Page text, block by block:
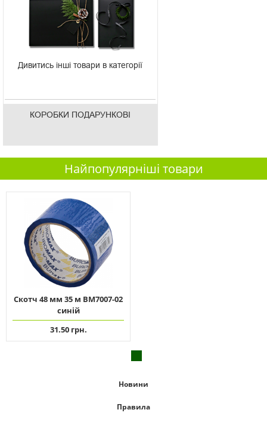
Дивитись інші товари в категорії
КОРОБКИ ПОДАРУНКОВІ
Найпопулярніші товари
Скотч 48 мм 35 м ВМ7007-02
синій
31.50 грн.
Новини
Правила